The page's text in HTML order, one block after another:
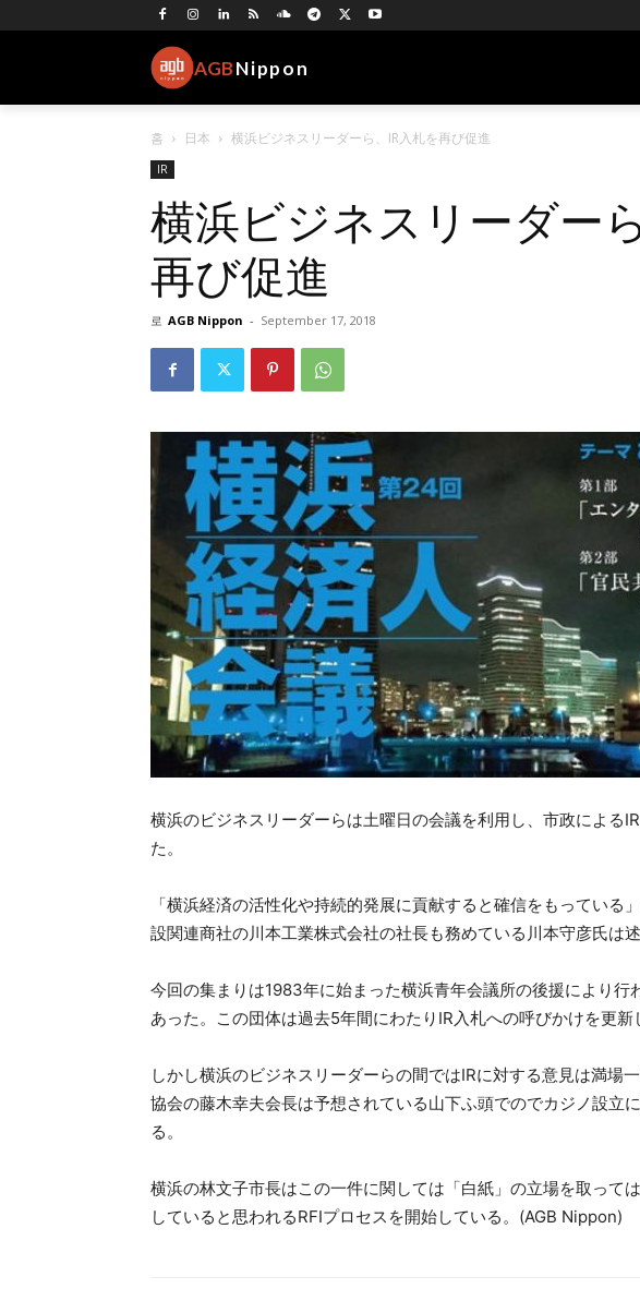
AGBNippon
홈 日本 横浜ビジネスリーダーら、IR入札を再び促進
IR
横浜ビジネスリーダー
再び促進
로 AGB Nippon - September 17, 2018
横浜のビジネスリーダーらは土曜日の会議を利用し、市政による
た。
「横浜経済の活性化や持続的発展に貢献すると確信をもっている
設関連商社の川本工業株式会社の社長も務めている川本守彦氏は述
今回の集まりは1983年に始まった横浜青年会議所の後援により
あった。この団体は過去5年間にわたりIR入札への呼びかけを更新
しかし横浜のビジネスリーダーらの間ではIRに対する意見は満場
協会の藤木幸夫会長は予想されている山下ふ頭でのでカジノ設立
る。
横浜の林文子市長はこの一件に関しては「白紙」の立場を取って
していると思われるRFIプロセスを開始している。(AGB Nippon)